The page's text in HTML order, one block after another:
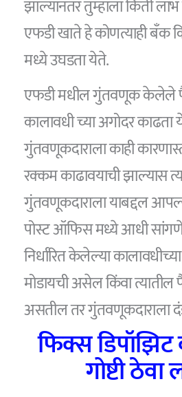
झाल्यानंतर तुम्हाला किती
एफडी खाते हे कोणत्याही बँक
मध्ये उघडता येते.
एफडी मधील गुंतवणूक केलेले
कालावधी च्या अगोदर काढता
गुंतवणूकदाराला काही
रक्कम काढावयाची झाल्यास
गुंतवणूकदाराला याबद्दल
पोस्ट ऑफिस मध्ये आधी
निर्धारित केलेल्या
मोडायची असेल किंवा
असतील तर गुंतवणूकदाराला
फिक्स डिपॉझिट
गोष्टी ठेवा